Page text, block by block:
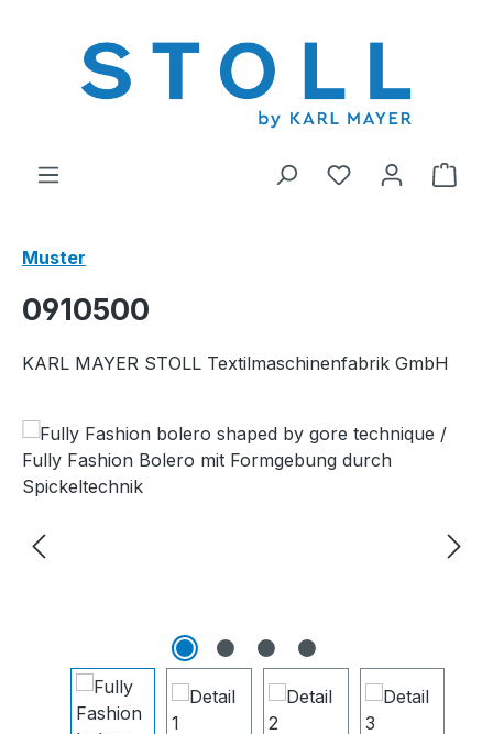
Du hast 0
Muster
0910500
KARL MAYER STOLL Textilmaschinenfabrik GmbH
Bildergalerie überspringen